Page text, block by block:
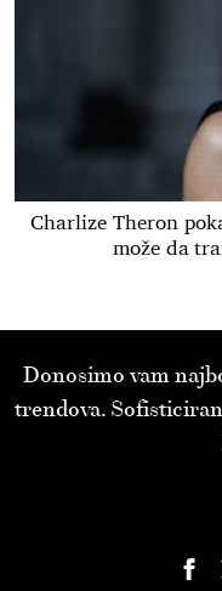
Charlize Theron
može da
Donosimo vam
trendova.